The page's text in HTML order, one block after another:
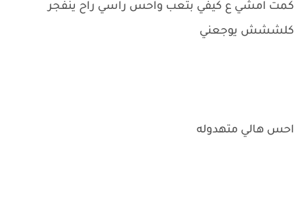
كمت امشي ع كيفي بتعب واحس راسي راح ينفجر
كلششش يوجعني
احس هالي متهدوله